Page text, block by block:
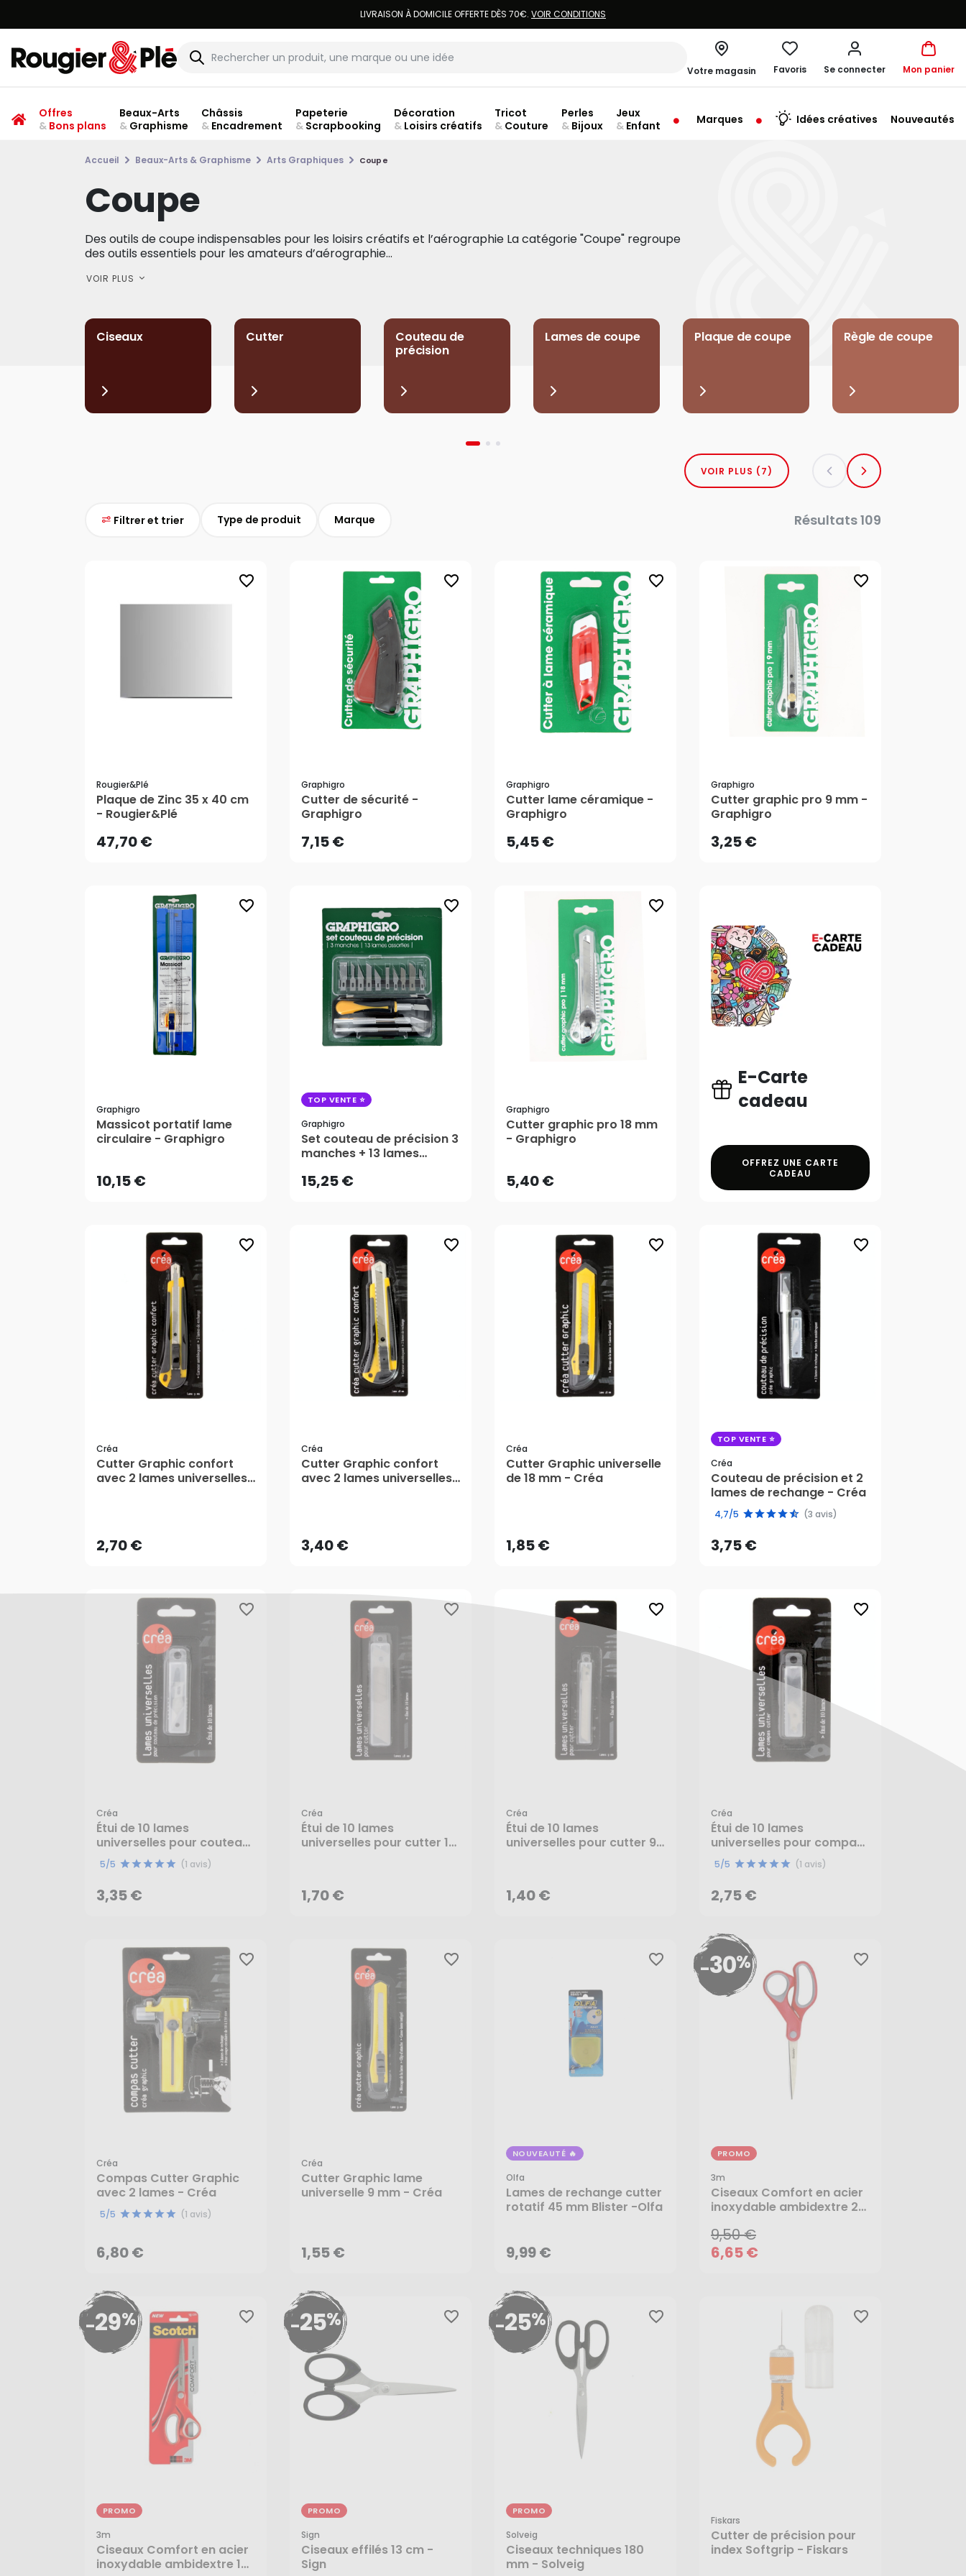
LIVRAISON À DOMICILE OFFERTE DÈS 70€. VOIR CONDITIONS
Votre magasin
jusqu'au Samedi à 10:00
Favoris Se connecter Mon panier
Offres
&Bons plans
Beaux-Arts
&Graphisme
Châssis
&Encadrement
Papeterie
&Scrapbooking
Décoration
&Loisirs créatifs
Tricot
& Couture
Perles
& Bijoux
Jeux
& Enfant Marques Idées créatives Nouveautés
Accueil Beaux-Arts & Graphisme Arts Graphiques Coupe
Coupe
Des outils de coupe indispensables pour les loisirs créatifs et l’aérographie La catégorie "Coupe" regroupe
des outils essentiels pour les amateurs d’aérographie...
VOIR PLUS
Ciseaux Cutter
Couteau de
précision
Lames de coupe Plaque de coupe Règle de coupe
VOIR PLUS (7)
Filtrer et trier Type de produit Marque Résultats 109
favorite_border
Rougier&plé
Plaque de Zinc 35 x 40 cm
- Rougier&Plé
47,70 €
47,70 €
AJOUTER AU PANIER
favorite_border
Graphigro
Cutter de sécurité -
Graphigro
7,15 €
7,15 €
AJOUTER AU PANIER
favorite_border
Graphigro
Cutter lame céramique -
Graphigro
5,45 €
5,45 €
AJOUTER AU PANIER
favorite_border
Graphigro
Cutter graphic pro 9 mm -
Graphigro
3,25 €
3,25 €
AJOUTER AU PANIER
favorite_border
Graphigro
Massicot portatif lame
circulaire - Graphigro
10,15 €
10,15 €
AJOUTER AU PANIER
favorite_border
TOP VENTE
Graphigro
Set couteau de précision 3
manches + 13 lames
15,25 €
15,25 €
AJOUTER AU PANIER
favorite_border
Graphigro
Cutter graphic pro 18 mm
- Graphigro
5,40 €
5,40 €
AJOUTER AU PANIER
E-Carte
cadeau
OFFREZ UNE CARTE
CADEAU
favorite_border
Créa
Cutter Graphic confort
avec 2 lames universelles
2,70 €AJOUTER AU PANIER
favorite_border
Créa
Cutter Graphic confort
avec 2 lames universelles
3,40 €AJOUTER AU PANIER
favorite_border
Créa
Cutter Graphic universelle
de 18 mm - Créa
1,85 €AJOUTER AU PANIER
favorite_border
TOP VENTE
Créa
Couteau de précision et 2
lames de rechange - Créa
4,7/5 (3 avis)
3,75 €
3,75 €
AJOUTER AU PANIER
favorite_border
Créa
Étui de 10 lames
universelles pour couteau
de précision - Créa
5/5 (1 avis)
3,35 €
3,35 €
AJOUTER AU PANIER
favorite_border
Créa
Étui de 10 lames
universelles pour cutter 18
1,70 €
1,70 €
AJOUTER AU PANIER
favorite_border
Créa
Étui de 10 lames
universelles pour cutter 9
1,40 €
1,40 €
AJOUTER AU PANIER
favorite_border
Créa
Étui de 10 lames
universelles pour compas
cutter - Créa
5/5 (1 avis)
2,75 €
2,75 €
AJOUTER AU PANIER
favorite_border
Créa
Compas Cutter Graphic
avec 2 lames - Créa
5/5 (1 avis)
6,80 €
6,80 €
AJOUTER AU PANIER
favorite_border
Créa
Cutter Graphic lame
universelle 9 mm - Créa
1,55 €AJOUTER AU PANIER
favorite_border
NOUVEAUTÉ
Olfa
Lames de rechange cutter
rotatif 45 mm Blister -Olfa
9,99 €
9,99 €
AJOUTER AU PANIER
favorite_border
-30%
PROMO
3m
Ciseaux Comfort en acier
inoxydable ambidextre 20
9,50 €
6,65 €
9,50 €
6,65 €
AJOUTER AU PANIER
favorite_border
-29%
PROMO
3m
Ciseaux Comfort en acier
inoxydable ambidextre 18
8,45 €
5,99 €
favorite_border
-25%
PROMO
Sign
Ciseaux effilés 13 cm -
Sign
5,35 €
3,99 €
favorite_border
-25%
PROMO
Solveig
Ciseaux techniques 180
mm - Solveig
8,20 €
6,15 €
favorite_border
Fiskars
Cutter de précision pour
index Softgrip - Fiskars